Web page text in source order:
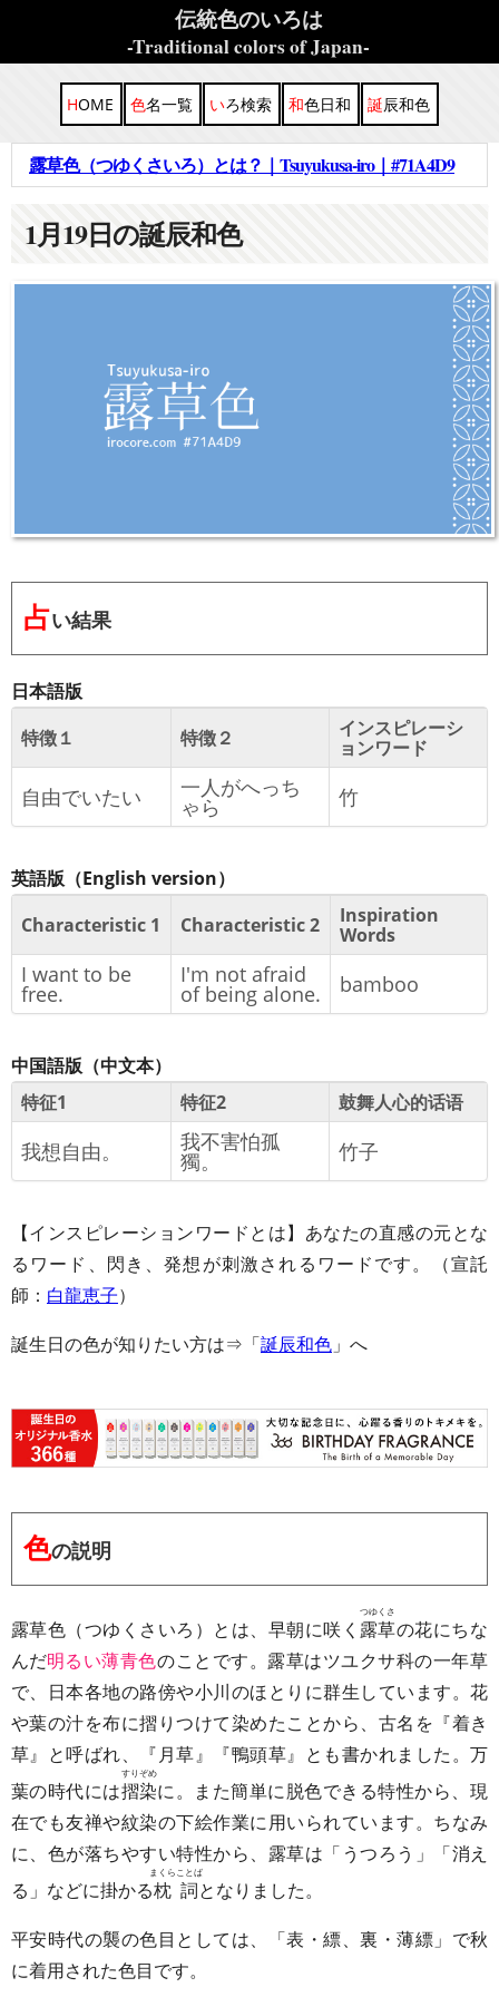
伝統色のいろは
-Traditional colors of Japan-
HOME 色名一覧 いろ検索 和色日和 誕辰和色
露草色（つゆくさいろ）とは？｜Tsuyukusa-iro｜#71A4D9
1月19日の誕辰和色
占い結果
日本語版
特徴１
特徴２
インスピレーシ
ョンワード
自由でいたい 一人がへっち
ゃら 竹
英語版（English version）
Characteristic 1
Characteristic 2
Inspiration
Words
I want to be
free.
I'm not afraid
of being alone. bamboo
中国語版（中文本）
特征1
特征2 鼓舞人心的话语
我想自由。 我不害怕孤
獨。 竹子
【インスピレーションワードとは】あなたの直感の元とな
るワード、閃き、発想が刺激されるワードです。（宣託
師： 白龍恵子）
誕生日の色が知りたい方は⇒「誕辰和色 」へ
色の説明
露草色（つゆくさいろ）とは、早朝に咲く 露草
つゆくさ
の花にちな
んだ明るい薄青色のことです。露草はツユクサ科の一年草
で、日本各地の路傍や小川のほとりに群生しています。花
や葉の汁を布に摺りつけて染めたことから、古名を『着き
草』と呼ばれ、『月草』『鴨頭草』とも書かれました。万
葉の時代には摺染
すりぞめ
に。また簡単に脱色できる特性から、現
在でも友禅や紋染の下絵作業に用いられています。ちなみ
に、色が落ちやすい特性から、露草は「うつろう」「消え
る」などに掛かる枕詞
まくらことば
となりました。
平安時代の襲の色目としては、「表・縹、裏・薄縹」で秋
に着用された色目です。